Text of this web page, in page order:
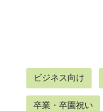
ビジネス向け
卒業・卒園祝い